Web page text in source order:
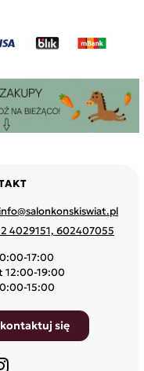
4029151, 602407055
17:00
12:00-19:00
15:00
się